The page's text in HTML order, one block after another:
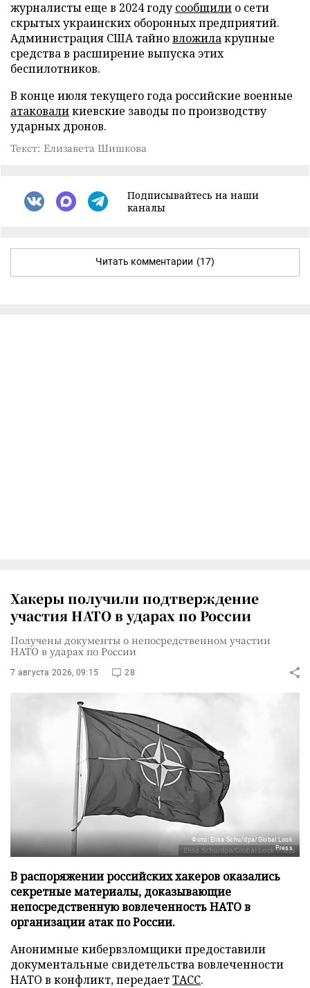
журналисты еще в 2024 годусообщили о сети
скрытых украинских оборонных предприятий.
Администрация США тайновложилакрупные
средства в расширение выпуска этих
беспилотников.
В конце июля текущего года российские военные
атаковаликиевские заводы по производству
ударных дронов.
Текст: Елизавета Шишкова
Подписывайтесь на наши
каналы
Читать комментарии (17)
Хакеры получили подтверждение
участия НАТО в ударах по России
Получены документы о непосредственном участии
НАТО в ударах по России
7 августа 2026, 09:15 28
Фото: Elisa Schu/dpa/Global Look
Press
В распоряжении российских хакеров оказались
секретные материалы, доказывающие
непосредственную вовлеченность НАТО в
организации атак по России.
Анонимные кибервзломщики предоставили
документальные свидетельства вовлеченности
НАТО в конфликт, передаетТАСС.